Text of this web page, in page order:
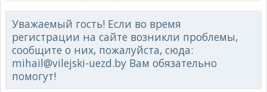
Уважаемый гость! Если во время
регистрации на сайте возникли проблемы,
сообщите о них, пожалуйста, сюда:
mihail@vilejski-uezd.by Вам обязательно
помогут!